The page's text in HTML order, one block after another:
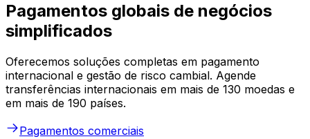
Pagamentos globais de negócios
simplificados
Oferecemos soluções completas em pagamento
internacional e gestão de risco cambial. Agende
transferências internacionais em mais de 130 moedas e
em mais de 190 países.
Pagamentos comerciais